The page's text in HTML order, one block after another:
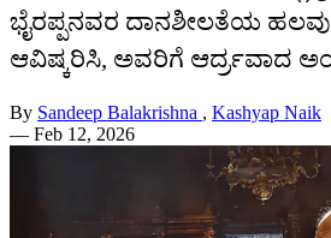
ಭೈರಪ್ಪನವರ ದಾನಶೀಲತೆಯ ಹಲವು
ಆವಿಷ್ಕರಿಸಿ, ಅವರಿಗೆ ಆರ್ದ್ರವಾದ
By Sandeep Balakrishna , Kashyap Naik
— Feb 12, 2026